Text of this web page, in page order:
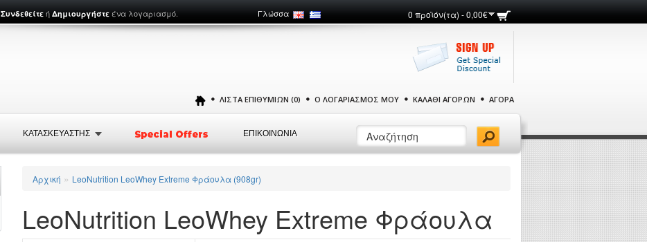
Γλώσσα 0 προϊόν(τα) - 0,00€
Συνδεθείτε ή Δημιουργήστε ένα λογαριασμό.
ΛΊΣΤΑ ΕΠΙΘΥΜΙΏΝ (0) Ο ΛΟΓΑΡΙΑΣΜΌΣ ΜΟΥ ΚΑΛΆΘΙ ΑΓΟΡΏΝ ΑΓΟΡΆ
ΚΑΤΑΣΚΕΥΑΣΤΗΣ ΕΠΙΚΟΙΝΩΝΙΑ
Αρχική » LeoNutrition LeoWhey Extreme Φράουλα (908gr)
LeoNutrition LeoWhey Extreme Φράουλα